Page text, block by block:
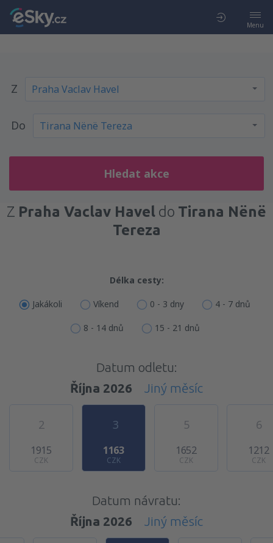
Menu
Z
Do
Hledat akce
Z Praha Vaclav Havel do Tirana Nënë
Tereza
Délka cesty:
Jakákoli Víkend 0 - 3 dny 4 - 7 dnů
8 - 14 dnů 15 - 21 dnů
Datum odletu:
Října 2026
Jiný měsíc
2
1915
CZK
3
1163
CZK
5
1652
CZK
6
1212
CZK
Datum návratu:
Října 2026
Jiný měsíc